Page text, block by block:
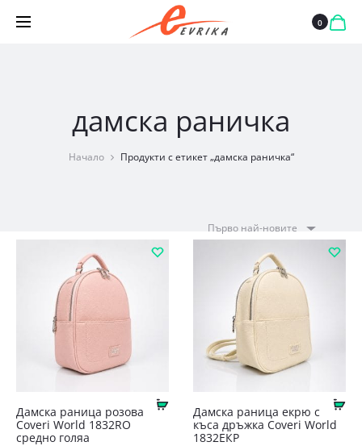
0
дамска раничка
Начало Продукти с етикет „дамска раничка“
Първо най-новите
Купи
Дамска раница розова
Coveri World 1832RO
средно голяа
Дамска раница екрю с
къса дръжка Coveri World
1832ЕКР